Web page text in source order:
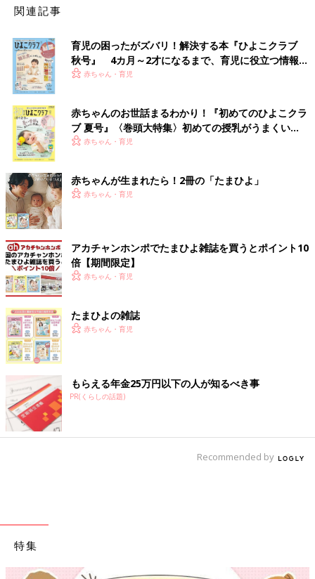
関連記事
育児の困ったがズバリ！解決する本『ひよこクラブ
秋号』 4カ月～2才になるまで、育児に役立つ情報が
いっぱい！
赤ちゃん・育児
赤ちゃんのお世話まるわかり！『初めてのひよこクラ
ブ 夏号』〈巻頭大特集〉初めての授乳がうまくい
く！ おっぱい・ミルクの基本と夏のトラブル 解決テ
赤ちゃん・育児
赤ちゃんが生まれたら！2冊の「たまひよ」
赤ちゃん・育児
アカチャンホンポでたまひよ雑誌を買うとポイント10
倍【期間限定】
赤ちゃん・育児
たまひよの雑誌
赤ちゃん・育児
もらえる年金25万円以下の人が知るべき事
PR(くらしの話題)
Recommended by
特集